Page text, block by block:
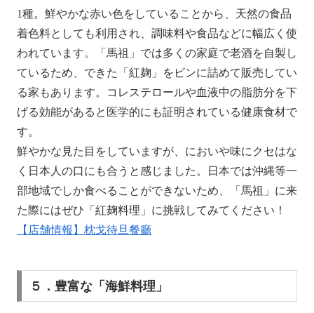
1種。鮮やかな赤い色をしていることから、天然の食品
着色料としても利用され、調味料や食品などに幅広く使
われています。「馬祖」では多くの家庭で老酒を自製し
ているため、できた「紅麹」をビンに詰めて販売してい
る家もあります。コレステロールや血液中の脂肪分を下
げる効能があると医学的にも証明されている健康食材で
す。
鮮やかな見た目をしていますが、においや味にクセはな
く日本人の口にも合うと感じました。日本では沖縄等一
部地域でしか食べることができないため、「馬祖」に来
た際にはぜひ「紅麹料理」に挑戦してみてください！
【店舗情報】枕戈待旦餐廳
５．豊富な「海鮮料理」